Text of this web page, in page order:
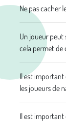
Ne pas cacher
Un joueur peut
cela permet de
Il est important
les joueurs de
Il est important